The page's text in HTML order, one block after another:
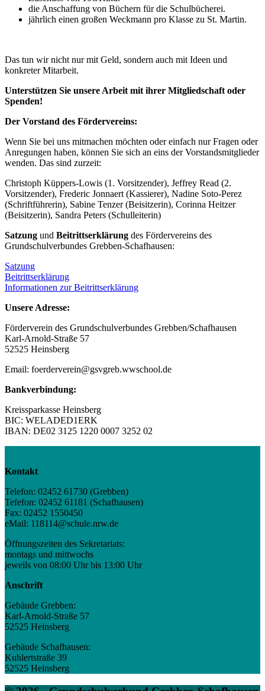
die Anschaffung von Büchern für die Schulbücherei.
jährlich einen großen Weckmann pro Klasse zu St. Martin.
Das tun wir nicht nur mit Geld, sondern auch mit Ideen und
konkreter Mitarbeit.
Unterstützen Sie unsere Arbeit mit ihrer Mitgliedschaft oder
Spenden!
Der Vorstand des Fördervereins:
Wenn Sie bei uns mitmachen möchten oder einfach nur Fragen oder
Anregungen haben, können Sie sich an eins der Vorstandsmitglieder
wenden. Das sind zurzeit:
Christoph Küppers-Lowis (1. Vorsitzender), Jeffrey Read (2.
Vorsitzender), Frederic Jonnaert (Kassierer), Nadine Soto-Perez
(Schriftführerin), Sabine Tenzer (Beisitzerin), Corinna Heitzer
(Beisitzerin), Sandra Peters (Schulleiterin)
Satzung und Beitrittserklärung des Fördervereins des
Grundschulverbundes Grebben-Schafhausen:
Satzung
Beitrittserklärung
Informationen zur Beitrittserklärung
Unsere Adresse:
Förderverein des Grundschulverbundes Grebben/Schafhausen
Karl-Arnold-Straße 57
52525 Heinsberg
Email: foerderverein@gsvgreb.wwschool.de
Bankverbindung:
Kreissparkasse Heinsberg
BIC: WELADED1ERK
IBAN: DE02 3125 1220 0007 3252 02
Kontakt
Telefon: 02452 61730 (Grebben)
Tefefon: 02452 61181 (Schafhausen)
Fax: 02452 1550450
eMail: 118114@schule.nrw.de
Öffnungszeiten des Sekretariats:
montags und mittwochs
jeweils von 08:00 Uhr bis 13:00 Uhr
Anschrift
Gebäude Grebben:
Karl-Arnold-Straße 57
52525 Heinsberg
Gebäude Schafhausen:
Kuhlertstraße 39
52525 Heinsberg